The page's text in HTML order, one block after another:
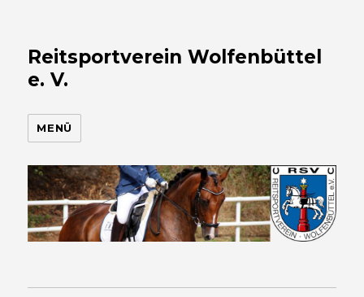
Reitsportverein Wolfenbüttel
e. V.
MENÜ